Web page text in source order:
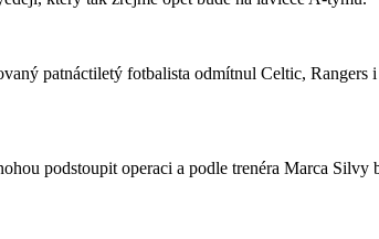
patnáctiletý fotbalista odmítnul Celtic, Rangers
podstoupit operaci a podle trenéra Marca